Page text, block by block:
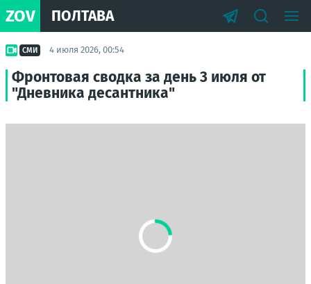
ZOV ПОЛТАВА
СМИ 4 июля 2026, 00:54
Фронтовая сводка за день 3 июля от
"Дневника десантника"